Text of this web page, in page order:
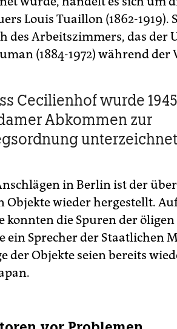
Louis Tuaillon (1862-1919).
des Arbeitszimmers, das der
(1884-1972) während
Cecilienhof wurde 1945
Abkommen zur
unterzeichnet
in Berlin ist der
Objekte wieder hergestellt.
konnten die Spuren der
ein Sprecher der Staatlichen
der Objekte seien bereits